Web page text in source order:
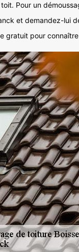
Pour un
et demandez-lui
gratuit pour